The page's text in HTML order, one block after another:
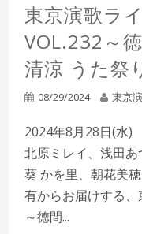
東京演歌ラ
VOL.232～
清涼 うた祭
08/29/2024 東京
2024年8月28日(水)
北原ミレイ、浅田あ
葵 かを里、朝花美
有からお届けする
～徳間...